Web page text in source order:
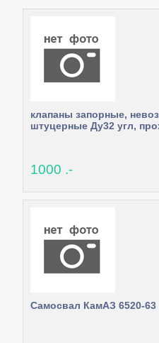
клапаны запорные,
штуцерные Ду32 угл,
1000 .-
Самосвал КамАЗ 6520-63